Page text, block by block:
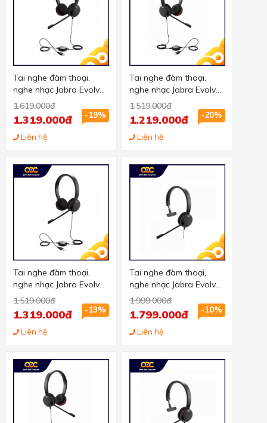
Tai nghe đàm thoại,
nghe nhạc Jabra Evolve
20 MS stereo chuẩn
USB, 2 tai (Không Box)
1.619.000đ
-19%
1.319.000đ
Liên hệ
Tai nghe đàm thoại,
nghe nhạc Jabra Evolve
20 UC mono chuẩn USB,
1.519.000đ
-20%
1.219.000đ
Liên hệ
Tai nghe đàm thoại,
nghe nhạc Jabra Evolve
20 UC stereo chuẩn
1.519.000đ
-13%
1.319.000đ
Liên hệ
Tai nghe đàm thoại,
nghe nhạc Jabra Evolve
30 MS mono chuẩn USB,
1.999.000đ
-10%
1.799.000đ
Liên hệ